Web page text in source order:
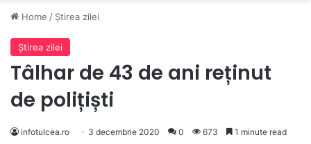
Home / Ştirea zilei
Ştirea zilei
Tâlhar de 43 de ani reținut
de polițiști
infotulcea.ro 3 decembrie 2020 0 673 1 minute read